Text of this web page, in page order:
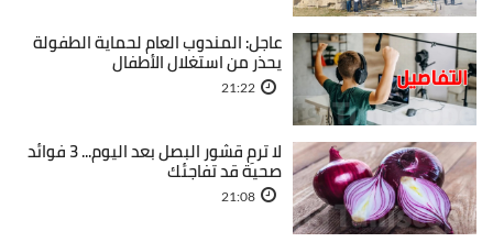
عاجل: المندوب العام لحماية الطفولة
يحذر من استغلال الأطفال
21:22
لا ترمِ قشور البصل بعد اليوم... 3 فوائد
صحية قد تفاجئك
21:08